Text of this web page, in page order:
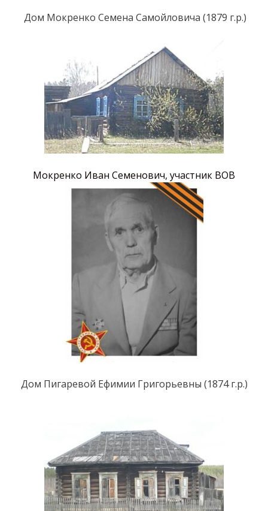
Дом Мокренко Семена Самойловича (1879 г.р.)
Мокренко Иван Семенович, участник ВОВ
Дом Пигаревой Ефимии Григорьевны (1874 г.р.)